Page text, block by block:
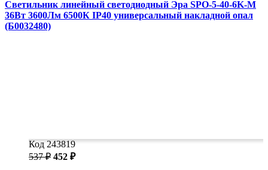
Светильник линейный светодиодный Эра SPO-5-40-6K-M
36Вт 3600Лм 6500К IP40 универсальный накладной опал
(Б0032480)
Код 243819
537 ₽ 452 ₽